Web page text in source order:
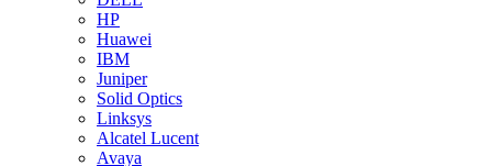
HP
Huawei
IBM
Juniper
Solid Optics
Linksys
Alcatel Lucent
Avaya